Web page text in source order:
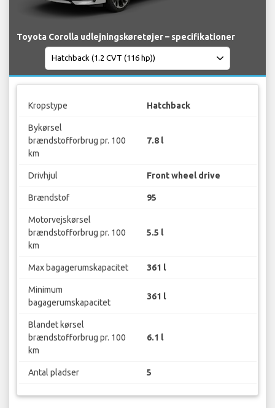
Toyota Corolla udlejningskøretøjer – specifikationer
Kropstype Hatchback
Bykørsel
brændstofforbrug pr. 100
km
7.8 l
Drivhjul Front wheel drive
Brændstof 95
Motorvejskørsel
brændstofforbrug pr. 100
km
5.5 l
Max bagagerumskapacitet 361 l
Minimum
bagagerumskapacitet
361 l
Blandet kørsel
brændstofforbrug pr. 100
km
6.1 l
Antal pladser 5